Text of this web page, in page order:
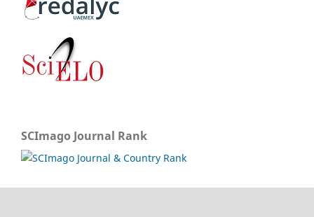
SCImago Journal Rank